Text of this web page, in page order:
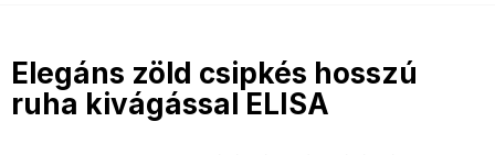
Elegáns zöld csipkés hosszú
ruha kivágással ELISA